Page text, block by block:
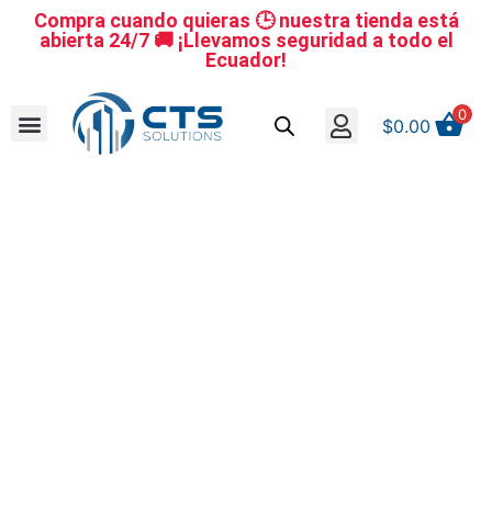
Compra cuando quieras 🕒 nuestra tienda está
abierta 24/7 🚚 ¡Llevamos seguridad a todo el
Ecuador!
$0.00
0